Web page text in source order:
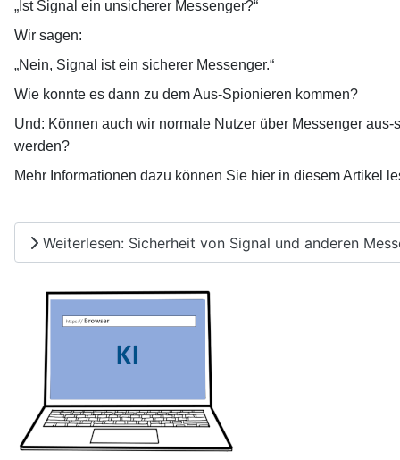
„Ist Signal ein unsicherer Messenger?“
Wir sagen:
„Nein, Signal ist ein sicherer Messenger.“
Wie konnte es dann zu dem Aus-Spionieren kommen?
Und: Können auch wir normale Nutzer über Messenger aus-
werden?
Mehr Informationen dazu können Sie hier in diesem Artikel
Weiterlesen: Sicherheit von Signal und anderen